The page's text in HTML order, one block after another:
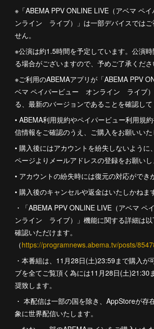
※「ABEMA PPV ONLINE LIVE（アベマ ペ
ンライン ライブ）」は一部デバイスではご
せん。
※公演は約1.5時間を予定しています。公演
る場合がございますので、予めご了承くださ
※ご利用のABEMAアプリが「ABEMA PPV
ベマ ペイパービュー オンライン ライブ
る、最新のバージョンであることを確認して
• ABEMA利用規約やペイパービュー利用規
信情報をご確認のうえ、ご購入をお願いいた
• 購入後にはアカウントを紛失しないように
ページよりメールアドレスの登録をお願いし
• アカウントの紛失時には復元の対応ができ
• 購入後のキャンセルや返金はいたしかねます
・「ABEMA PPV ONLINE LIVE（アベマ
ンライン ライブ）」機能に関する詳細は
確認いただけます。
（https://programnews.abema.tv/posts/
・本番組は、11月28日(土)23:59まで購入が
ブを全てご覧頂く為には11月28日(土)21:30
奨致します。
・ 本配信は一部の国を除き、AppStoreが存
象に世界配信いたします。